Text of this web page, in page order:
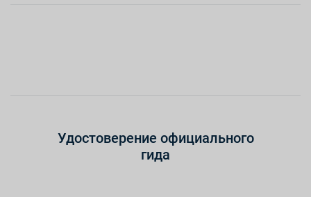
Удостоверение официального
гида